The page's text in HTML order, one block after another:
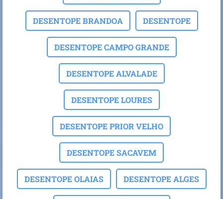
DESENTOPE BRANDOA DESENTOPE
DESENTOPE CAMPO GRANDE
DESENTOPE ALVALADE
DESENTOPE LOURES
DESENTOPE PRIOR VELHO
DESENTOPE SACAVEM
DESENTOPE OLAIAS DESENTOPE ALGES